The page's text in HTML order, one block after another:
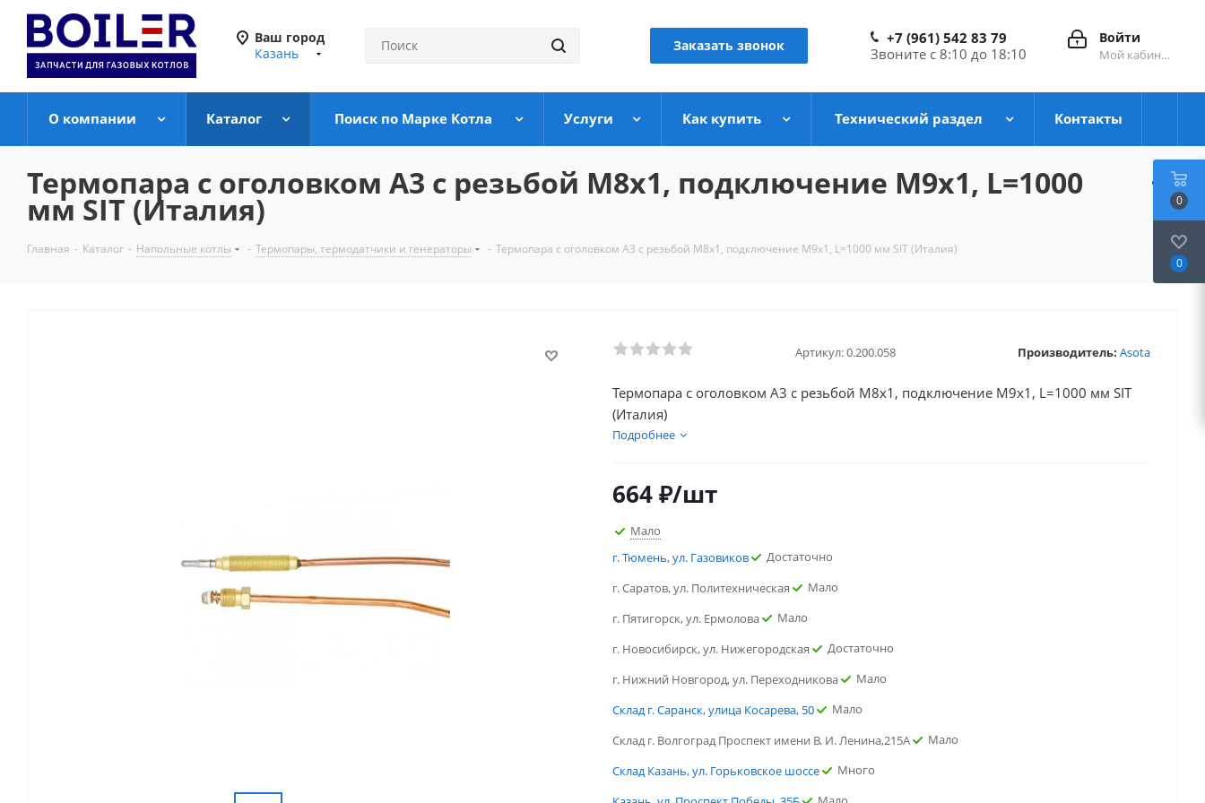
Ваш город
Казань
Заказать звонок Войти
Мой кабинет
+7 (961) 542 83 79
Звоните с 8:10 до 18:10
О компании Каталог Поиск по Марке Котла Услуги Как купить Технический раздел Контакты
Термопара c оголовком А3 с резьбой М8х1, подключение М9х1, L=1000
мм SIT (Италия)
Главная - Каталог - Напольные котлы - Термопары, термодатчики и генераторы - Термопара c оголовком А3 с резьбой М8х1, подключение М9х1, L=1000 мм SIT (Италия)
Артикул:0.200.058 Производитель: Asota
Термопара c оголовком А3 с резьбой М8х1, подключение М9х1, L=1000 мм SIT
(Италия)
Подробнее
664₽/шт
Мало
г. Тюмень, ул. Газовиков
Достаточно
г. Саратов, ул. Политехническая
Мало
г. Пятигорск, ул. Ермолова
Мало
г. Новосибирск, ул. Нижегородская
Достаточно
г. Нижний Новгород, ул. Переходникова
Мало
Склад г. Саранск, улица Косарева, 50
Мало
Склад г. Волгоград Проспект имени В. И. Ленина,215А
Мало
Склад Казань, ул. Горьковское шоссе
Много
0
0